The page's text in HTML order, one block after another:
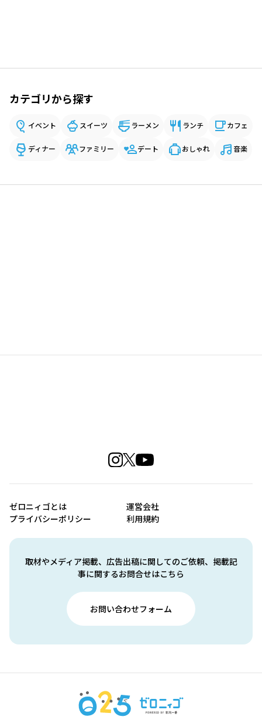
カテゴリから探す
イベント スイーツ ラーメン ランチ カフェ
ディナー ファミリー デート おしゃれ 音楽
取材やメディア掲載、広告出稿に関してのご依頼、掲載記
事に関するお問合せはこちら
お問い合わせフォーム
ゼロニィゴとは
運営会社
プライバシーポリシー
利用規約